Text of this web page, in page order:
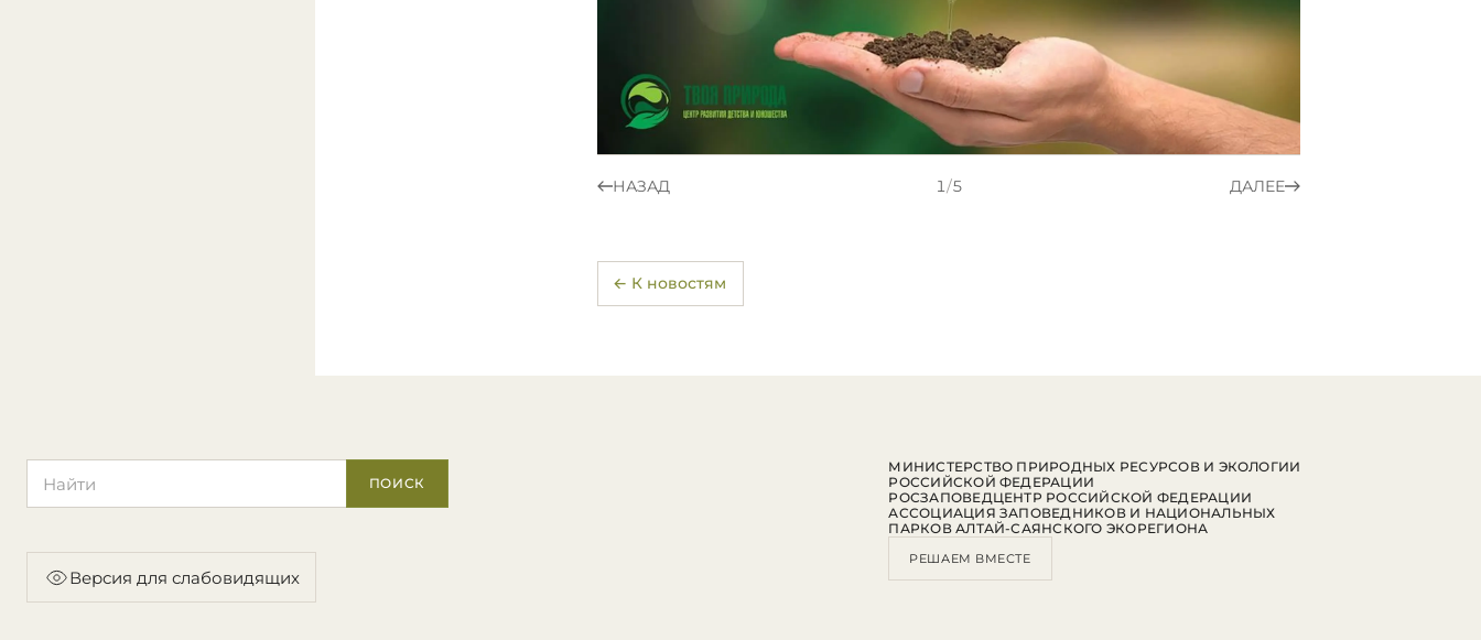
НАЗАД 1/5 ДАЛЕЕ
← К новостям
ПОИСК
Версия для слабовидящих
МИНИСТЕРСТВО ПРИРОДНЫХ РЕСУРСОВ И ЭКОЛОГИИ
РОССИЙСКОЙ ФЕДЕРАЦИИ
РОСЗАПОВЕДЦЕНТР РОССИЙСКОЙ ФЕДЕРАЦИИ
АССОЦИАЦИЯ ЗАПОВЕДНИКОВ И НАЦИОНАЛЬНЫХ
ПАРКОВ АЛТАЙ-САЯНСКОГО ЭКОРЕГИОНА
РЕШАЕМ ВМЕСТЕ